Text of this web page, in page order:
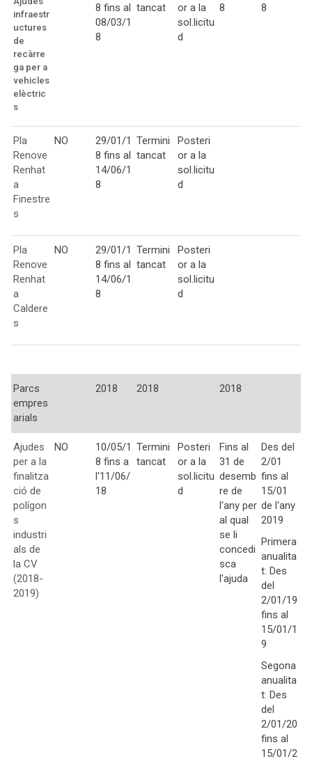
infraestr
uctures
de
recàrre
ga per a
vehicles
elèctric
s
8 fins al
08/03/1
8
tancat
or a la
sol.licitu
d
8 8
Pla
Renove
Renhat
a
Finestre
s
NO
29/01/1
8 fins al
14/06/1
8
Termini
tancat
Posteri
or a la
sol.licitu
d
Pla
Renove
Renhat
a
Caldere
s
NO
29/01/1
8 fins al
14/06/1
8
Termini
tancat
Posteri
or a la
sol.licitu
d
Parcs
empres
arials
2018 2018 2018
Ajudes
per a la
finalitza
ció de
polígon
s
industri
als de
la CV
(2018-
2019)
NO
10/05/1
8 fins a
l'11/06/
18
Termini
tancat
Posteri
or a la
sol.licitu
d
Fins al
31 de
desemb
re de
l'any per
al qual
se li
concedi
sca
l'ajuda
Des del
2/01
fins al
15/01
de l'any
2019
Primera
anualita
t: Des
del
2/01/19
fins al
15/01/1
9
Segona
anualita
t: Des
del
2/01/20
fins al
15/01/2